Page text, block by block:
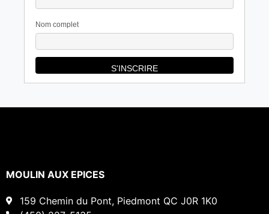
Nom complet
MOULIN AUX EPICES
159 Chemin du Pont, Piedmont QC J0R 1K0